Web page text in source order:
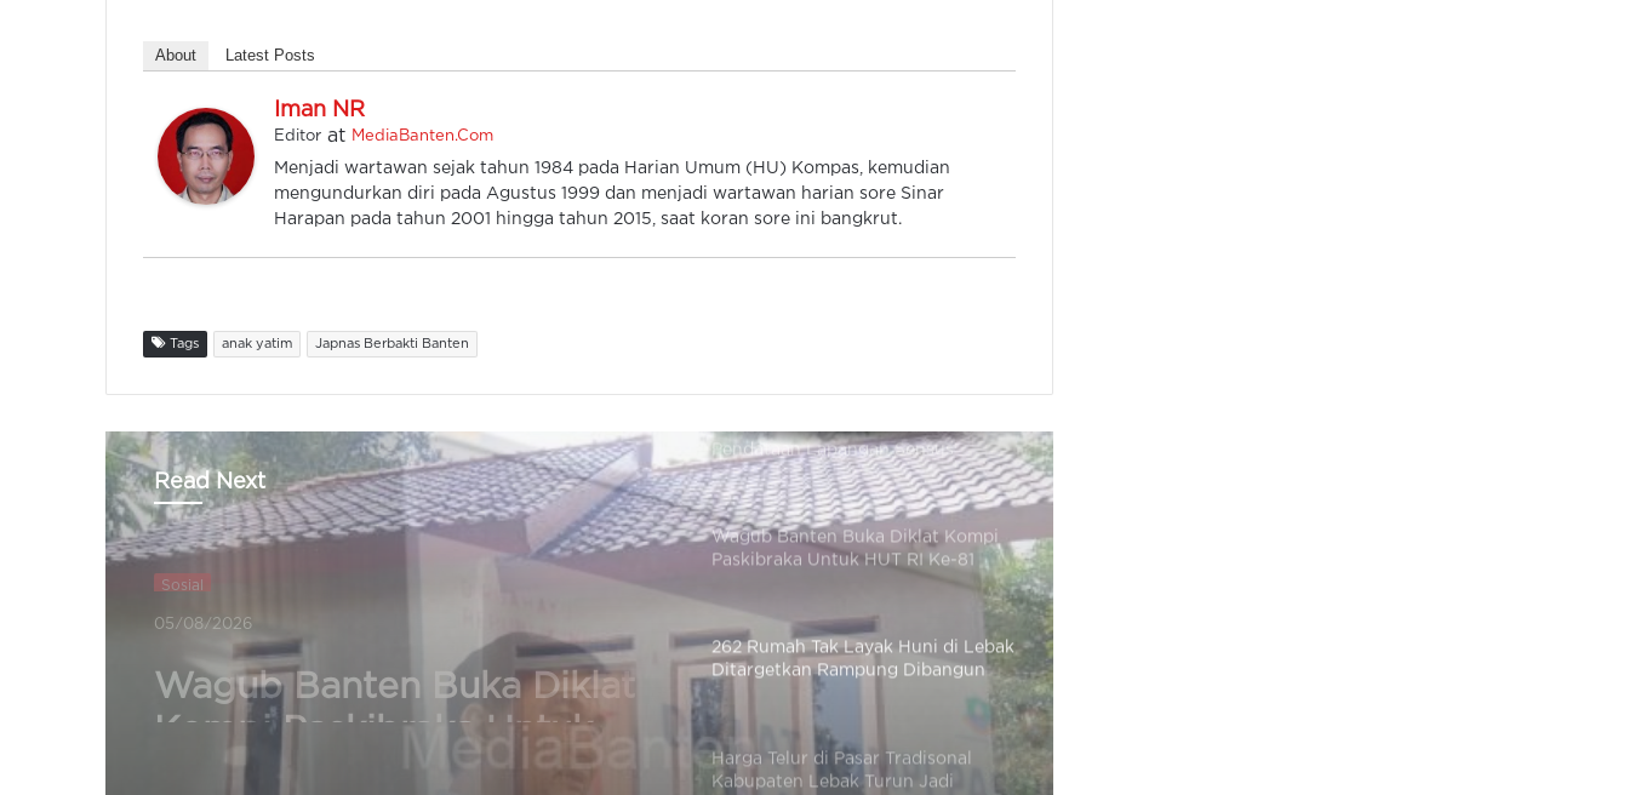
About Latest Posts
Iman NR
Editor at MediaBanten.Com
Menjadi wartawan sejak tahun 1984 pada Harian Umum (HU) Kompas, kemudian
mengundurkan diri pada Agustus 1999 dan menjadi wartawan harian sore Sinar
Harapan pada tahun 2001 hingga tahun 2015, saat koran sore ini bangkrut.
Tags anak yatim Japnas Berbakti Banten
Read Next
Sosial
04/08/2026
262 Rumah Tak Layak Huni
di Lebak Ditargetkan
Rampung Dibangun
Intimate Jadi Solusi Tren
Pernikahan Sederhana Ala Gen Z
Kisah Rapih Herdiansyah: Dari
Pendataan Lapangan Sensus
Wagub Banten Buka Diklat Kompi
Paskibraka Untuk HUT RI Ke-81
Tingkat Provinsi
262 Rumah Tak Layak Huni di Lebak
Ditargetkan Rampung Dibangun
Agustus 2026
Harga Telur di Pasar Tradisonal
Kabupaten Lebak Turun Jadi
Rp22.500 / Kg